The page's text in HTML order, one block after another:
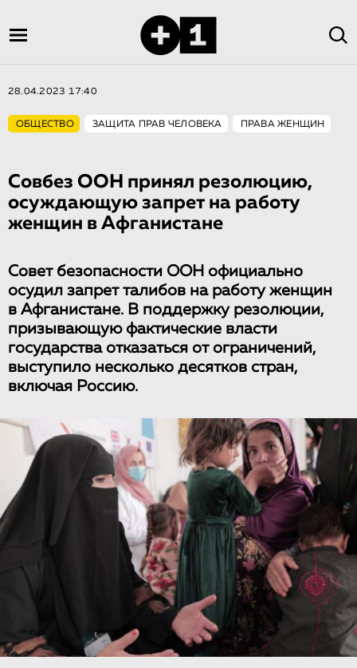
28.04.2023 17:40
ОБЩЕСТВО ЗАЩИТА ПРАВ ЧЕЛОВЕКА ПРАВА ЖЕНЩИН
Совбез ООН принял резолюцию,
осуждающую запрет на работу
женщин в Афганистане
Совет безопасности ООН официально
осудил запрет талибов на работу женщин
в Афганистане. В поддержку резолюции,
призывающую фактические власти
государства отказаться от ограничений,
выступило несколько десятков стран,
включая Россию.